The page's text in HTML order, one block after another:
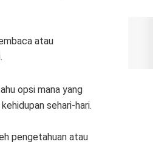
atau
opsi mana yang
sehari-hari.
pengetahuan atau